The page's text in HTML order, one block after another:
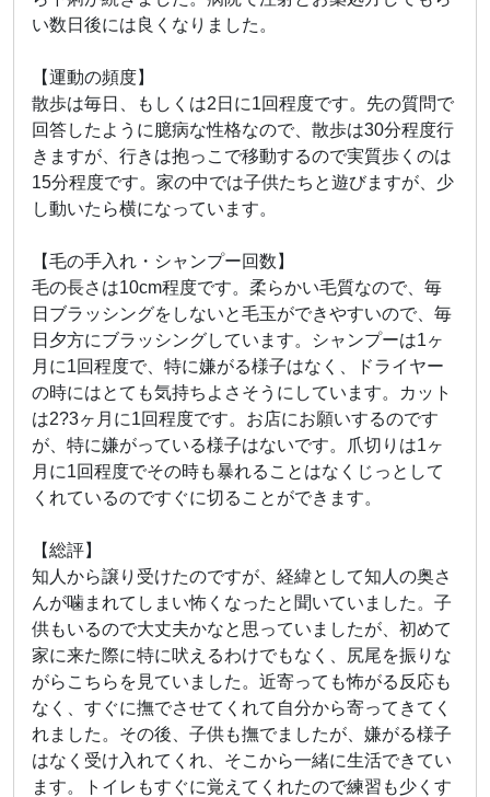
い数日後には良くなりました。
【運動の頻度】
散歩は毎日、もしくは2日に1回程度です。先の質問で
回答したように臆病な性格なので、散歩は30分程度行
きますが、行きは抱っこで移動するので実質歩くのは
15分程度です。家の中では子供たちと遊びますが、少
し動いたら横になっています。
【毛の手入れ・シャンプー回数】
毛の長さは10cm程度です。柔らかい毛質なので、毎
日ブラッシングをしないと毛玉ができやすいので、毎
日夕方にブラッシングしています。シャンプーは1ヶ
月に1回程度で、特に嫌がる様子はなく、ドライヤー
の時にはとても気持ちよさそうにしています。カット
は2?3ヶ月に1回程度です。お店にお願いするのです
が、特に嫌がっている様子はないです。爪切りは1ヶ
月に1回程度でその時も暴れることはなくじっとして
くれているのですぐに切ることができます。
【総評】
知人から譲り受けたのですが、経緯として知人の奥さ
んが噛まれてしまい怖くなったと聞いていました。子
供もいるので大丈夫かなと思っていましたが、初めて
家に来た際に特に吠えるわけでもなく、尻尾を振りな
がらこちらを見ていました。近寄っても怖がる反応も
なく、すぐに撫でさせてくれて自分から寄ってきてく
れました。その後、子供も撫でましたが、嫌がる様子
はなく受け入れてくれ、そこから一緒に生活できてい
ます。トイレもすぐに覚えてくれたので練習も少くす